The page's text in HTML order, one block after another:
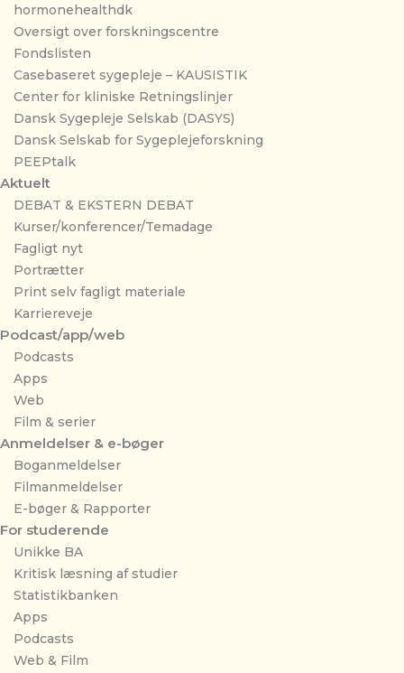
hormonehealthdk
Oversigt over forskningscentre
Fondslisten
Casebaseret sygepleje – KAUSISTIK
Center for kliniske Retningslinjer
Dansk Sygepleje Selskab (DASYS)
Dansk Selskab for Sygeplejeforskning
PEEPtalk
Aktuelt
DEBAT & EKSTERN DEBAT
Kurser/konferencer/Temadage
Fagligt nyt
Portrætter
Print selv fagligt materiale
Karriereveje
Podcast/app/web
Podcasts
Apps
Web
Film & serier
Anmeldelser & e-bøger
Boganmeldelser
Filmanmeldelser
E-bøger & Rapporter
For studerende
Unikke BA
Kritisk læsning af studier
Statistikbanken
Apps
Podcasts
Web & Film